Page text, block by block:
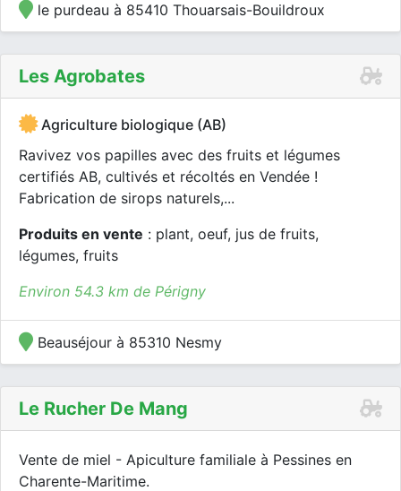
le purdeau à 85410 Thouarsais-Bouildroux
Les Agrobates
Agriculture biologique (AB)
Ravivez vos papilles avec des fruits et légumes
certifiés AB, cultivés et récoltés en Vendée !
Fabrication de sirops naturels,...
Produits en vente : plant, oeuf, jus de fruits,
légumes, fruits
Environ 54.3 km de Périgny
Beauséjour à 85310 Nesmy
Le Rucher De Mang
Vente de miel - Apiculture familiale à Pessines en
Charente-Maritime.